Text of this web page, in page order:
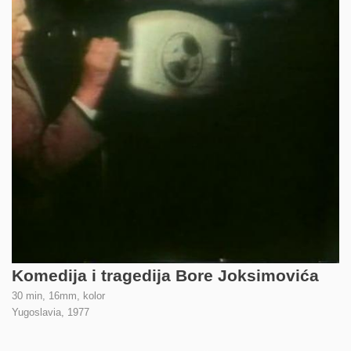
Komedija i tragedija Bore Joksimovića
30 min, 16mm, kolor
Yugoslavia, 1977